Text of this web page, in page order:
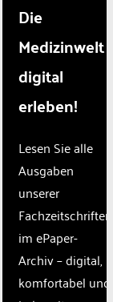
Die
Medizinwelt
digital
erleben!
Lesen Sie alle
Ausgaben
unserer
Fachzeitschriften
im ePaper-
Archiv – digital,
komfortabel und